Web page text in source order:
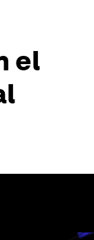
el